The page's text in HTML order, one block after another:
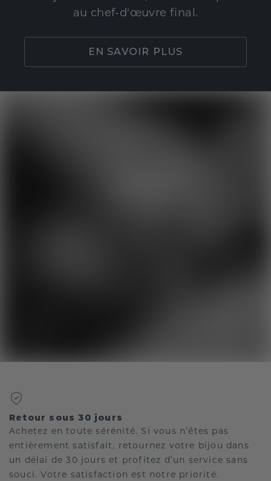
au chef-d'œuvre final.
EN SAVOIR PLUS
Retour sous 30 jours
Achetez en toute sérénité. Si vous n’êtes pas
entièrement satisfait, retournez votre bijou dans
un délai de 30 jours et profitez d’un service sans
souci. Votre satisfaction est notre priorité.